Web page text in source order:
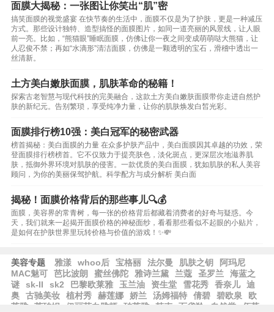
面膜大揭秘：一张图让你笑出“肌”密
搞笑面膜的视觉盛宴 在快节奏的生活中，面膜不仅是为了护肤，更是一种减压
方式。那些设计独特、造型搞怪的面膜图片，如同一道亮丽的风景线，让人眼
前一亮。比如，“熊猫眼”睡眠面膜，仿佛让你一夜之间变成萌萌哒大熊猫，让
人忍俊不禁；再如“水滴形”清洁面膜，仿佛是一颗透明的宝石，滑稽中透出一
丝清新。
土方美白嫩肤面膜，肌肤革命的秘籍！
探索古老智慧与现代科技的完美融合，这款土方美白嫩肤面膜带你走进自然护
肤的新纪元。告别繁琐，享受纯净力量，让你的肌肤焕发白皙光彩。
面膜排行榜10强：美白冠军的秘密武器
榜首揭秘：美白面膜的力量 在众多护肤产品中，美白面膜因其卓越的功效，荣
登面膜排行榜榜首。它不仅致力于提亮肤色，淡化斑点，更深层次地滋养肌
肤，抵御外界环境对肌肤的侵害。一款优质的美白面膜，犹如肌肤的私人美容
顾问，为你的美丽保驾护航。科学配方与成分解析 美白面
揭秘！面膜价格背后的那些事儿🔍💰
面膜，美容界的常青树，每一张的价格背后都藏着消费者的好奇与疑惑。今
天，我们就来一起揭开面膜价格的神秘面纱，看看那些看似不起眼的小贴片，
是如何在护肤世界里玩转价格与价值的游戏！✨💸
美容专题 雅漾 whoo后 宝格丽 法尔曼 肌肤之钥
阿玛尼
MAC魅可
芭比波朗 蜜丝佛陀 雅诗兰黛 兰蔻 圣罗兰
海蓝之
谜
sk-II sk2 巴黎欧莱雅 玉兰油 资生堂 雪花秀 香奈儿
迪
奥
古驰美妆 植村秀 赫莲娜 娇兰 汤姆福特 倩碧 碧欧泉
欧
莱雅
莱珀妮 伊丽莎白雅顿 珀莱雅 韩束 百雀羚 自然堂
佰草